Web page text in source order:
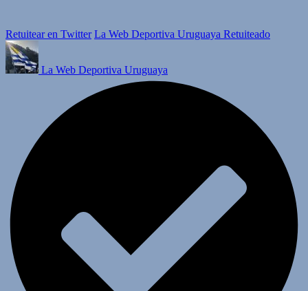
Retuitear en Twitter La Web Deportiva Uruguaya Retuiteado
La Web Deportiva Uruguaya